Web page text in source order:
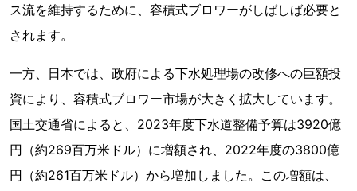
ス流を維持するために、容積式ブロワーがしばしば必要と
されます。
一方、日本では、政府による下水処理場の改修への巨額投
資により、容積式ブロワー市場が大きく拡大しています。
国土交通省によると、2023年度下水道整備予算は3920億
円（約269百万米ドル）に増額され、2022年度の3800億
円（約261百万米ドル）から増加しました。この増額は、